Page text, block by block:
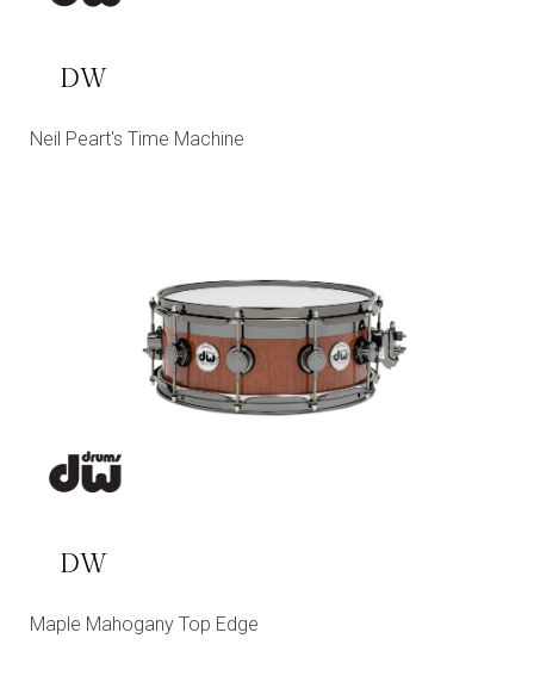
DW
Neil Peart's Time Machine
DW
Maple Mahogany Top Edge